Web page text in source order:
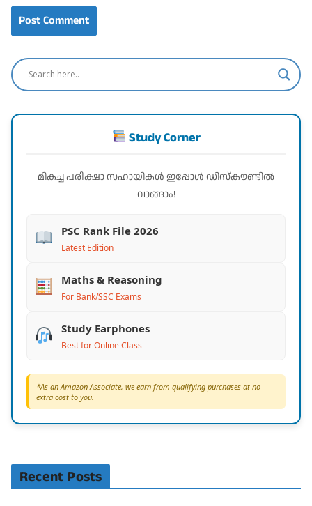
Study Corner
മികച്ച പരീക്ഷാ സഹായികൾ ഇപ്പോൾ ഡിസ്കൗണ്ടിൽ
വാങ്ങാം!
PSC Rank File 2026
Latest Edition
Maths & Reasoning
For Bank/SSC Exams
Study Earphones
Best for Online Class
*As an Amazon Associate, we earn from qualifying purchases at no
extra cost to you.
Recent Posts